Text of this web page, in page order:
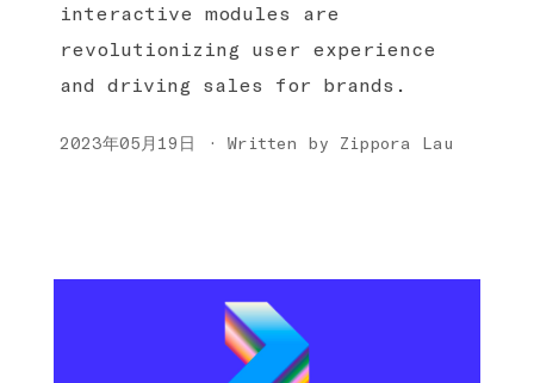
interactive modules are
revolutionizing user experience
and driving sales for brands.
2023年05月19日 · Written by Zippora Lau